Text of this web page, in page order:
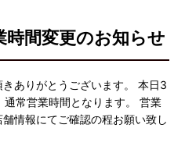
時間変更のお知らせ
ありがとうございます。 本日3
通常営業時間となります。 営業
情報にてご確認の程お願い致し